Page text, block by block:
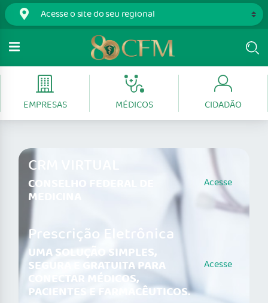
EMPRESAS MÉDICOS CIDADÃO
CRM VIRTUAL
CONSELHO FEDERAL DE
MEDICINA
Acesse
Prescrição Eletrônica
UMA SOLUÇÃO SIMPLES,
SEGURA E GRATUITA PARA
CONECTAR MÉDICOS,
PACIENTES E FARMACÊUTICOS.
Acesse